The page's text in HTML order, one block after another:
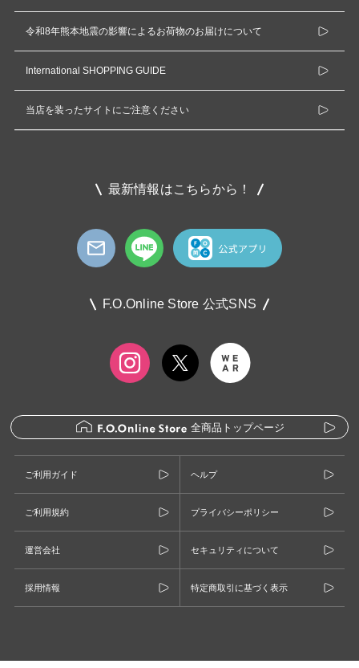
令和8年熊本地震の影響によるお荷物のお届けについて
International SHOPPING GUIDE
当店を装ったサイトにご注意ください
最新情報はこちらから！
F.O.Online Store 公式SNS
全商品トップページ
ご利用ガイド ヘルプ
ご利用規約 プライバシーポリシー
運営会社 セキュリティについて
採用情報 特定商取引に基づく表示